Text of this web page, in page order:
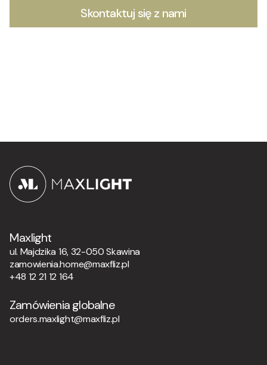
Skontaktuj się z nami
Maxlight
ul. Majdzika 16, 32-050 Skawina
zamowienia.home@maxfliz.pl
+48 12 21 12 164
Zamówienia globalne
orders.maxlight@maxfliz.pl